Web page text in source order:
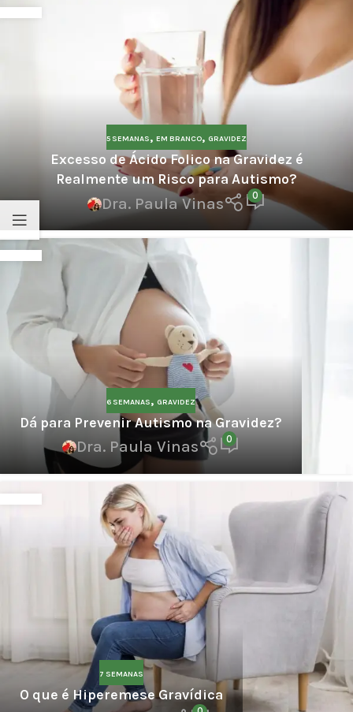
5 SEMANAS, EM BRANCO, GRAVIDEZ
Excesso de Ácido Folico na Gravidez é
Realmente um Risco para Autismo?
Dra. Paula Vinas 0
6 SEMANAS, GRAVIDEZ
Dá para Prevenir Autismo na Gravidez?
Dra. Paula Vinas 0
7 SEMANAS
O que é Hiperemese Gravídica